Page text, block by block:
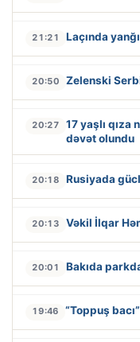
21:21 Laçında
20:50 Zelenski
20:27
17 yaşlı
dəvət olundu
20:18 Rusiyada
20:13 Vəkil İlqar
20:01 Bakıda
19:46 “Toppuş